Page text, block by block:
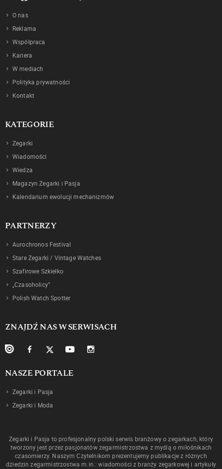
O nas
Reklama
Współpraca
Kariera
W mediach
Polityka prywatności
Kontakt
KATEGORIE
Zegarki
Wiadomości
Wiedza
Magazyn Zegarki i Pasja
Kalendarium ewolucji mechanizmów
PARTNERZY
Aurochronos Festival
Stare Zegarki / Vintage Watches
Szafirowe Szkiełko
„Czasoholicy”
Polish Watch Spotter
ZNAJDŹ NAS W SERWISACH
NASZE PORTALE
Zegarki i Pasja
Zegarki i Moda
Zegarki i Pasja to profesjonalny polski serwis branżowy o zegarkach, który
tworzony jest przez pasjonatów zegarmistrzostwa z myślą o miłośnikach
czasomierzy. Naszym Czytelnikom prezentujemy publikacje z różnych
dziedzin zegarmistrzostwa m.in.: wiadomości z branży zegarkowej i artykuły